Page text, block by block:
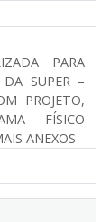
PARA
DA SUPER –
PROJETO,
FÍSICO
ANEXOS